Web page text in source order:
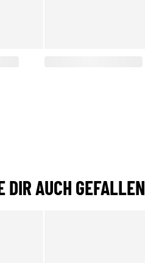
DIR AUCH GEFALLEN